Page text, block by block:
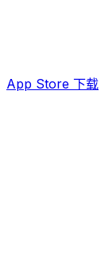
App Store 下载